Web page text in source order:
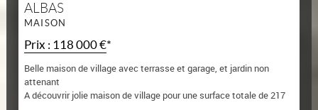
ALBAS
MAISON
Prix : 118 000 €*
Belle maison de village avec terrasse et garage, et jardin non
attenant
A découvrir jolie maison de village pour une surface totale de 217